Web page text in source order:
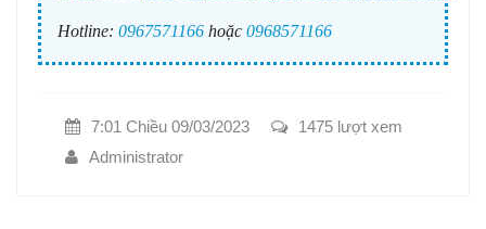
Hotline: 0967571166 hoặc 0968571166
7:01 Chiều 09/03/2023
1475 lượt xem
Administrator